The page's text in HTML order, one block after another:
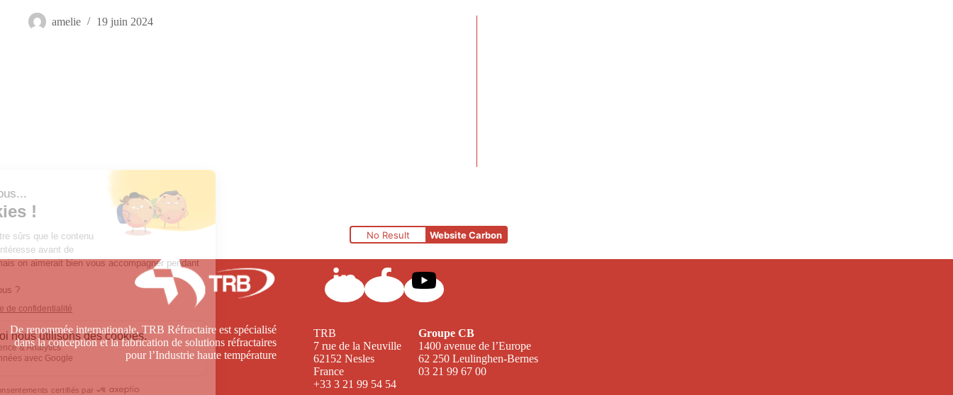
amelie 19 juin 2024
No Result Website Carbon
De renommée internationale, TRB Réfractaire est spécialisé
dans la conception et la fabrication de solutions réfractaires
pour l’Industrie haute température
TRB
7 rue de la Neuville
62152 Nesles
France
+33 3 21 99 54 54
Groupe CB
1400 avenue de l’Europe
62 250 Leulinghen-Bernes
03 21 99 67 00